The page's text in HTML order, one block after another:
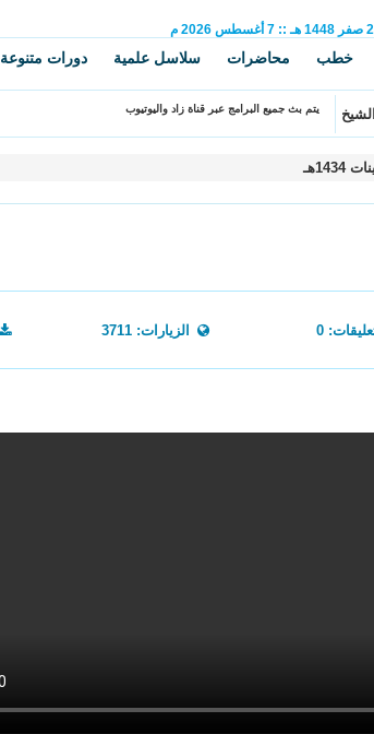
صفر 1448 هـ ::
7 أغسطس 2026 م
خطب محاضرات سلاسل علمية دورات متنوعة
يتم بث جميع البرامج عبر قناة زاد واليوتيوب
0 الزيارات: 3711